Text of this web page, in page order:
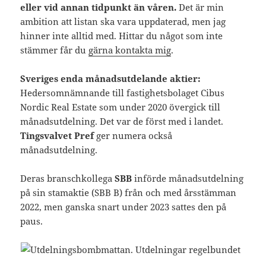
eller vid annan tidpunkt än våren. Det är min
ambition att listan ska vara uppdaterad, men jag
hinner inte alltid med. Hittar du något som inte
stämmer får du gärna kontakta mig.
Sveriges enda månadsutdelande aktier:
Hedersomnämnande till fastighetsbolaget Cibus
Nordic Real Estate som under 2020 övergick till
månadsutdelning. Det var de först med i landet.
Tingsvalvet Prefger numera också
månadsutdelning.
Deras branschkollegaSBBinförde månadsutdelning
på sin stamaktie (SBB B) från och med årsstämman
2022, men ganska snart under 2023 sattes den på
paus.